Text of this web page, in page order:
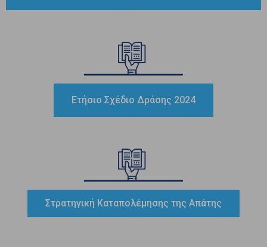
Ετήσιο Σχέδιο Δράσης 2024
Στρατηγική Καταπολέμησης της Απάτης